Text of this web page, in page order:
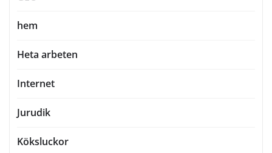
hem
Heta arbeten
Internet
Jurudik
Köksluckor